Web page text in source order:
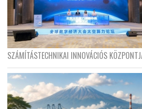
SZÁMÍTÁSTECHNIKAI INNOVÁCIÓS